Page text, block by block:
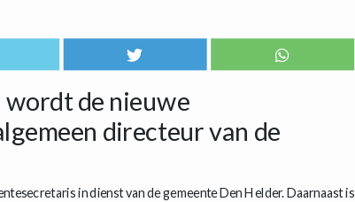
wordt de nieuwe
directeur van de
in dienst van de gemeente Den Helder. Daarnaast is